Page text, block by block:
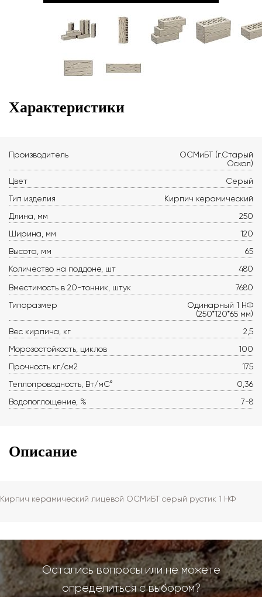
Характеристики
Производитель
ОСМиБТ (г.Старый
Оскол)
Цвет
Серый
Тип изделия
Кирпич керамический
Длина, мм
250
Ширина, мм
120
Высота, мм
65
Количество на поддоне, шт
480
Вместимость в 20-тонник, штук
7680
Типоразмер
Одинарный 1 НФ
(250*120*65 мм)
Вес кирпича, кг
2,5
Морозостойкость, циклов
100
Прочность кг/см2
175
Теплопроводность, Вт/мС°
0,36
Водопоглощение, %
7-8
Описание
Кирпич керамический лицевой ОСМиБТ серый рустик 1 НФ
Остались вопросы или не можете
определиться с выбором?